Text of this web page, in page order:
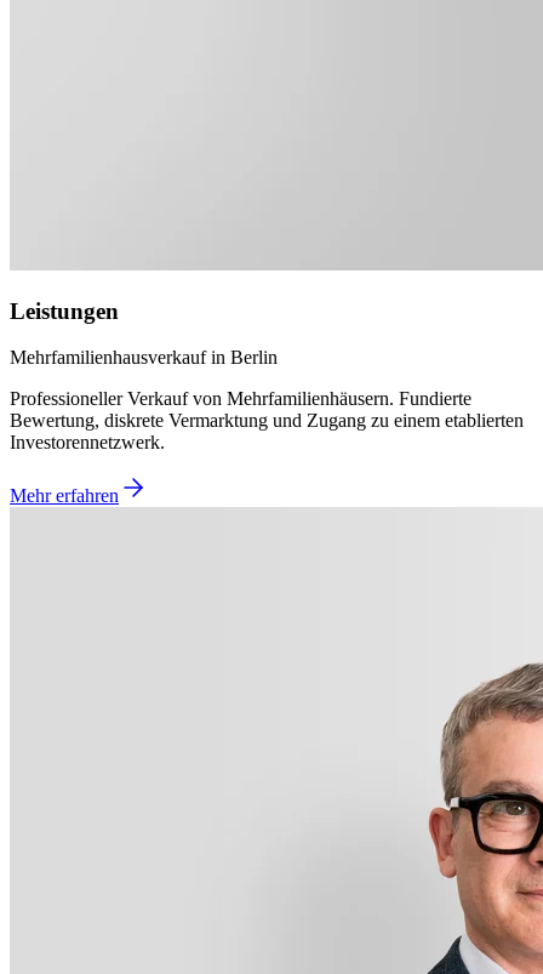
Leistungen
Mehrfamilienhausverkauf in Berlin
Professioneller Verkauf von Mehrfamilienhäusern. Fundierte
Bewertung, diskrete Vermarktung und Zugang zu einem etablierten
Investorennetzwerk.
Mehr erfahren